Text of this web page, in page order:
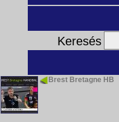
Keresés
Brest Bretagne HB